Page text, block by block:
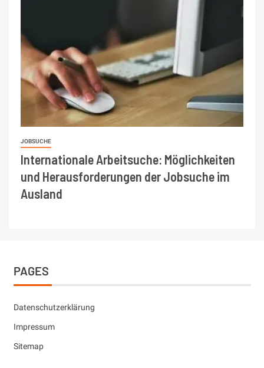
JOBSUCHE
Internationale Arbeitsuche: Möglichkeiten
und Herausforderungen der Jobsuche im
Ausland
PAGES
Datenschutzerklärung
Impressum
Sitemap